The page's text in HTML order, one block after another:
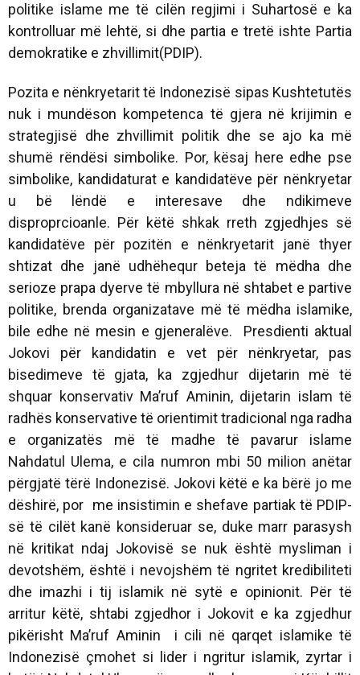
politike islame me të cilën regjimi i Suhartosë e ka
kontrolluar më lehtë, si dhe partia e tretë ishte Partia
demokratike e zhvillimit(PDIP).
Pozita e nënkryetarit të Indonezisë sipas Kushtetutës
nuk i mundëson kompetenca të gjera në krijimin e
strategjisë dhe zhvillimit politik dhe se ajo ka më
shumë rëndësi simbolike. Por, kësaj here edhe pse
simbolike, kandidaturat e kandidatëve për nënkryetar
u bë lëndë e interesave dhe ndikimeve
disproprcioanle. Për këtë shkak rreth zgjedhjes së
kandidatëve për pozitën e nënkryetarit janë thyer
shtizat dhe janë udhëhequr beteja të mëdha dhe
serioze prapa dyerve të mbyllura në shtabet e partive
politike, brenda organizatave më të mëdha islamike,
bile edhe në mesin e gjeneralëve. Presdienti aktual
Jokovi për kandidatin e vet për nënkryetar, pas
bisedimeve të gjata, ka zgjedhur dijetarin më të
shquar konservativ Ma’ruf Aminin, dijetarin islam të
radhës konservative të orientimit tradicional nga radha
e organizatës më të madhe të pavarur islame
Nahdatul Ulema, e cila numron mbi 50 milion anëtar
përgjatë tërë Indonezisë. Jokovi këtë e ka bërë jo me
dëshirë, por me insistimin e shefave partiak të PDIP-
së të cilët kanë konsideruar se, duke marr parasysh
në kritikat ndaj Jokovisë se nuk është mysliman i
devotshëm, është i nevojshëm të ngritet kredibiliteti
dhe imazhi i tij islamik në sytë e opinionit. Për të
arritur këtë, shtabi zgjedhor i Jokovit e ka zgjedhur
pikërisht Ma’ruf Aminin i cili në qarqet islamike të
Indonezisë çmohet si lider i ngritur islamik, zyrtar i